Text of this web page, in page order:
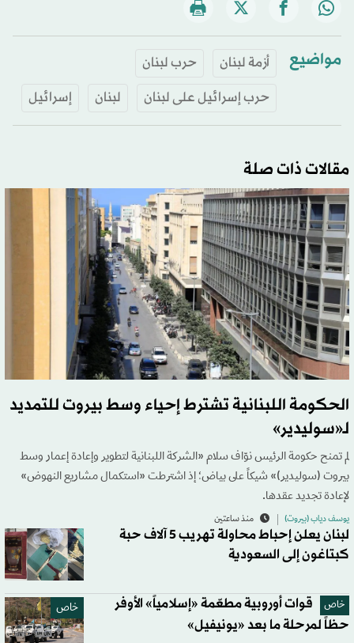
مواضيع أزمة لبنان
حرب لبنان
حرب إسرائيل على لبنان
لبنان إسرائيل
مقالات ذات صلة
الحكومة اللبنانية تشترط إحياء وسط بيروت للتمديد
لـ«سوليدير»
لم تمنح حكومة الرئيس نوّاف سلام «الشركة اللبنانية لتطوير وإعادة إعمار وسط
بيروت (سوليدير)» شيكاً على بياض؛ إذ اشترطت «استكمال مشاريع النهوض»
لإعادة تجديد عقدها.
يوسف دياب (بيروت) منذ ساعتين
لبنان يعلن إحباط محاولة تهريب 5 آلاف حبة
كبتاغون إلى السعودية
خاص خاص
قوات أوروبية مطعّمة «إسلامياً» الأوفر
حظاً لمرحلة ما بعد «يونيفيل»